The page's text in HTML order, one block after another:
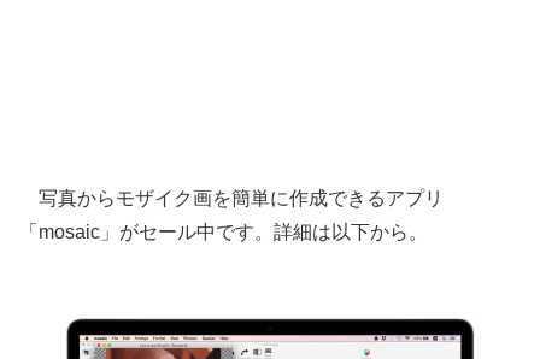
写真からモザイク画を簡単に作成できるアプリ
「mosaic」がセール中です。詳細は以下から。